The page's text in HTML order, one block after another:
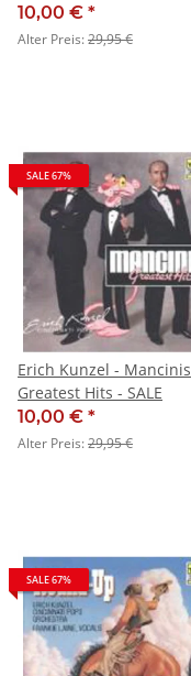
10,00 € *
Alter Preis:29,95 €
SALE 67%
Erich Kunzel - Mancinis
Greatest Hits - SALE
10,00 € *
Alter Preis:29,95 €
SALE 67%